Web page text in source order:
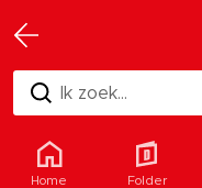
Ik zoek...
Home Folder